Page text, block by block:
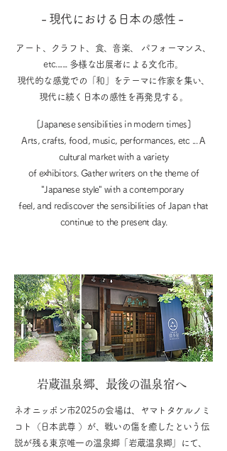
​- 現代における日本の感性 -
アート、クラフト、食、音楽、 パフォーマンス、
etc....... 多様な出展者による文化市。
現代的な感覚での「和」をテーマに作家を集い、
現代に続く日本の感性を再発見する。
[Japanese sensibilities in modern times]
Arts, crafts, food, music, performances, etc ... A
cultural market with a variety
of exhibitors. Gather writers on the theme of
"Japanese style" with a contemporary
feel, and rediscover the sensibilities of Japan that
continue to the present day.
岩蔵温泉郷、最後の温泉宿へ
ネオニッポン市2025の会場は、ヤマトタケルノミ
コト（日本武尊 ）が、戦いの傷を癒したという伝
説が残る東京唯一の温泉郷「岩蔵温泉郷」にて、